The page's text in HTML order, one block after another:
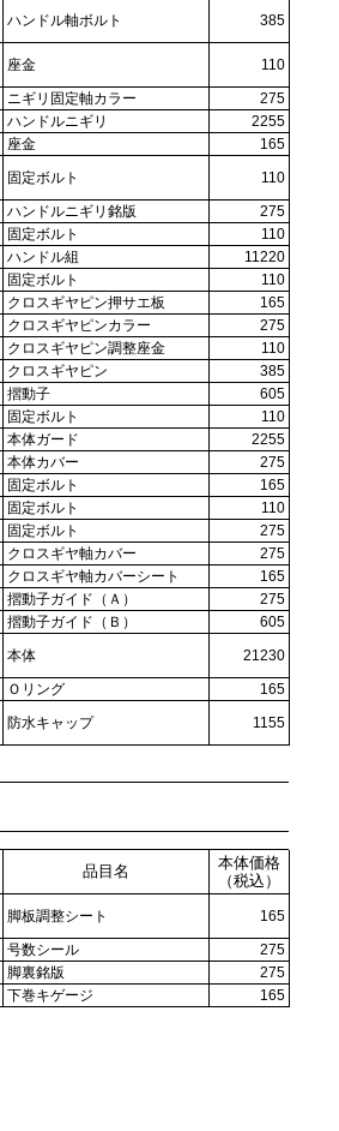
ハンドル軸ボルト 385
座金
110
ニギリ固定軸カラー
275
ハンドルニギリ
2255
座金
165
固定ボルト
110
ハンドルニギリ銘版
275
固定ボルト
110
ハンドル組
11220
固定ボルト
110
クロスギヤピン押サエ板
165
クロスギヤピンカラー
275
クロスギヤピン調整座金
110
クロスギヤピン
385
摺動子
605
固定ボルト
110
本体ガード
2255
本体カバー
275
固定ボルト
165
固定ボルト
110
固定ボルト
275
クロスギヤ軸カバー
275
クロスギヤ軸カバーシート
165
摺動子ガイド（Ａ）
275
摺動子ガイド（Ｂ）
605
本体
21230
Ｏリング
165
防水キャップ 1155
品目名
本体価格
（税込）
脚板調整シート
165
号数シール
275
脚裏銘版
275
下巻キゲージ 165